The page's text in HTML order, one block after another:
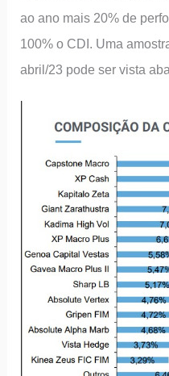
ao ano mais 20% de
100% o CDI. Uma
abril/23 pode ser vista